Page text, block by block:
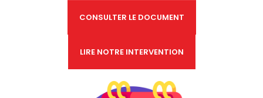
CONSULTER LE DOCUMENT
LIRE NOTRE INTERVENTION